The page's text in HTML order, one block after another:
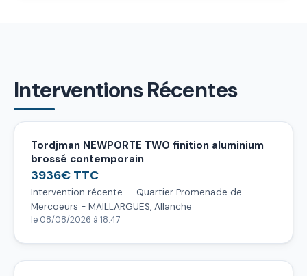
Interventions Récentes
Tordjman NEWPORTE TWO finition aluminium
brossé contemporain
3936€ TTC
Intervention récente — Quartier Promenade de
Mercoeurs - MAILLARGUES, Allanche
le 08/08/2026 à 18:47